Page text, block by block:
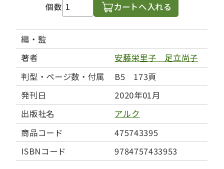
個数
カートへ入れる
編・監
著者
安藤栄里子 足立尚子
判型・ページ数・付属
B5 173頁
発刊日
2020年01月
出版社名
アルク
商品コード
475743395
ISBNコード
9784757433953